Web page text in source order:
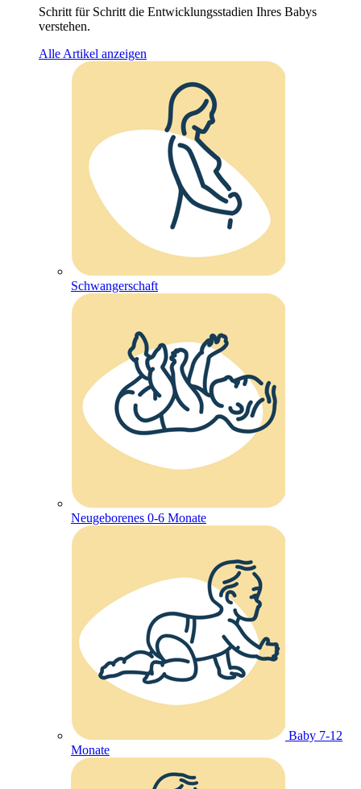
Schritt für Schritt die Entwicklungsstadien Ihres Babys
verstehen.
Alle Artikel anzeigen
Schwangerschaft
Neugeborenes 0-6 Monate
Baby 7-12
Monate